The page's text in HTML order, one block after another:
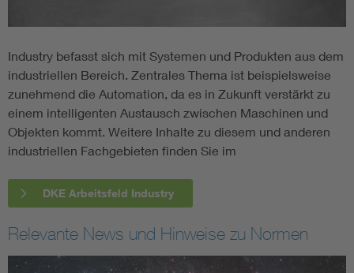
Industry befasst sich mit Systemen und Produkten aus dem
industriellen Bereich. Zentrales Thema ist beispielsweise
zunehmend die Automation, da es in Zukunft verstärkt zu
einem intelligenten Austausch zwischen Maschinen und
Objekten kommt. Weitere Inhalte zu diesem und anderen
industriellen Fachgebieten finden Sie im
DKE Arbeitsfeld Industry
Relevante News und Hinweise zu Normen